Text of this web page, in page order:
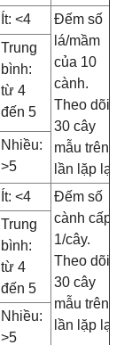
Ít: <4
Đếm số
lá/mầm
của 10
cành.
Theo dõi
30 cây
mẫu trên 3
lần lặp lại
Trung
bình:
từ 4
đến 5
Nhiều:
>5
Ít: <4
Đếm số
cành cấp
1/cây.
Theo dõi
30 cây
mẫu trên 3
lần lặp lại
Trung
bình:
từ 4
đến 5
Nhiều:
>5